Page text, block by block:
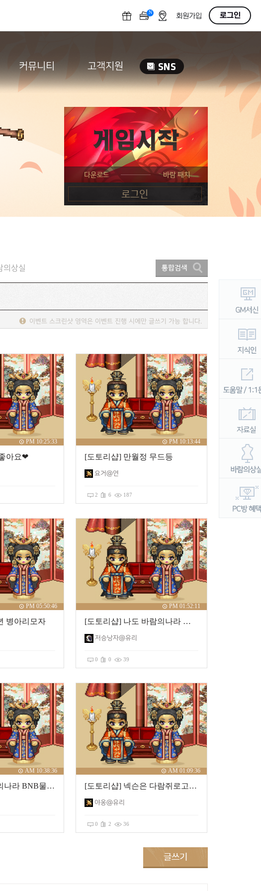
N OFF회원가입 로그인
커뮤니티 고객지원
의상실
이벤트 스크린샷 영역은 이벤트 진행 시에만 글쓰기 가능 합니다.
PM 10:25:33
아요❤
PM 10:13:44
[도토리샵] 만월정 무드등
요거@연
2 6 187
PM 05:50:46
병아리모자
PM 01:52:11
[도토리샵] 나도 바람의나라 굿즈!
저승낭자@유리
0 0 39
AM 10:38:36
[도토리샵] 바람의나라 BNB물풍선
AM 01:09:36
[도토리샵] 넥슨은 다람쥐로고 수건을 뿌려랏!
야옹@유리
0 2 36